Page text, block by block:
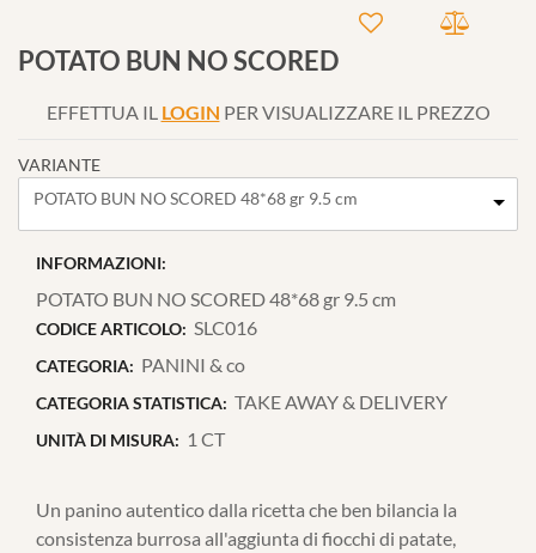
POTATO BUN NO SCORED
EFFETTUA IL LOGIN PER VISUALIZZARE IL PREZZO
VARIANTE
POTATO BUN NO SCORED 48*68 gr 9.5 cm
INFORMAZIONI:
POTATO BUN NO SCORED 48*68 gr 9.5 cm
CODICE ARTICOLO: SLC016
CATEGORIA: PANINI & co
CATEGORIA STATISTICA: TAKE AWAY & DELIVERY
UNITÀ DI MISURA: 1 CT
Un panino autentico dalla ricetta che ben bilancia la
consistenza burrosa all'aggiunta di fiocchi di patate,